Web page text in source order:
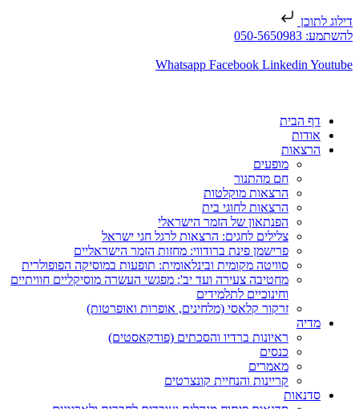
דילוג לתוכן
להשתמע: 050-5650983
Whatsapp Facebook Linkedin Youtube
דף הבית
אודות
הרצאות
מופעים
חם מהתנור
הרצאות מוקלטות
הרצאות לחוגי בית
הפנתאון של הזמר הישראלי
צלילים לחגים: הרצאות לרגל חגי ישראל
פרישמן פינת ברודווי: מחזות הזמר הישראליים
סוויטה מקומית ובינלאומית: תופעות במוסיקה הפופולרית
מחטיבה צעירה ועד יב': מפגשי העשרה מוסיקליים חוויתיים
וחינוכיים לתלמידים
זרקור קלאסי (מלחינים, אופרות ואופרטות)
מדיה
ראיונות ברדיו והסכתים (פודקאסטים)
כנסים
מאמרים
קריינות והנחיית קונצרטים
סדנאות